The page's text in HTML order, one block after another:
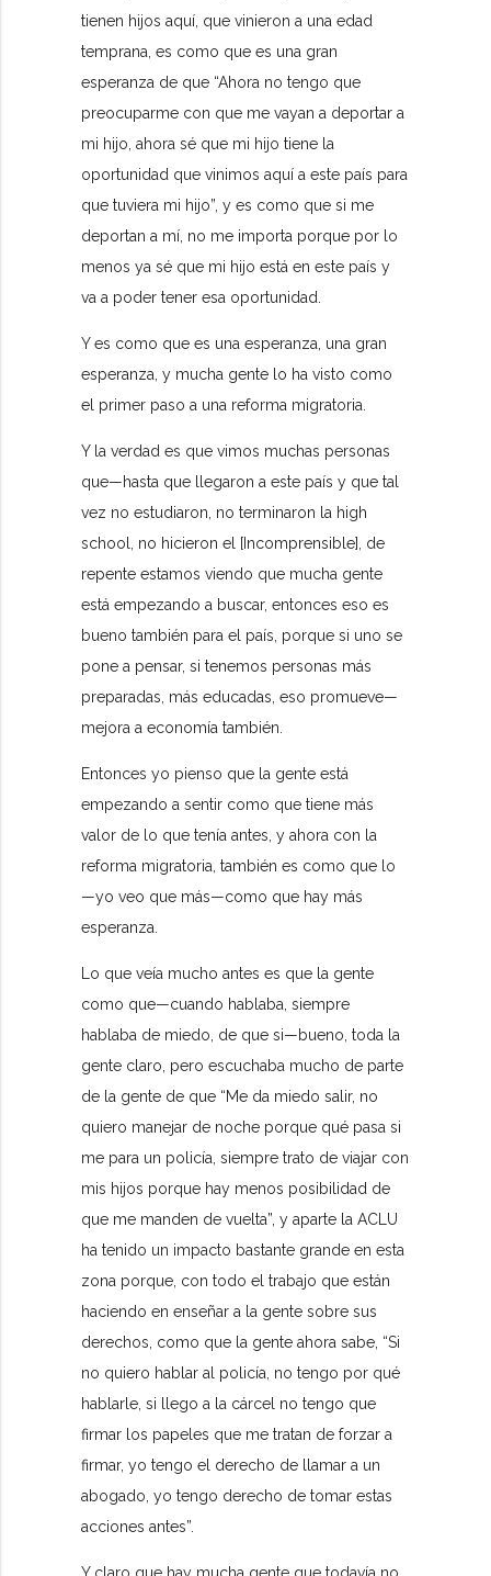
tienen hijos aquí, que vinieron a una edad
temprana, es como que es una gran
esperanza de que “Ahora no tengo que
preocuparme con que me vayan a deportar a
mi hijo, ahora sé que mi hijo tiene la
oportunidad que vinimos aquí a este país para
que tuviera mi hijo”, y es como que si me
deportan a mí, no me importa porque por lo
menos ya sé que mi hijo está en este país y
va a poder tener esa oportunidad.
Y es como que es una esperanza, una gran
esperanza, y mucha gente lo ha visto como
el primer paso a una reforma migratoria.
Y la verdad es que vimos muchas personas
que—hasta que llegaron a este país y que tal
vez no estudiaron, no terminaron la high
school, no hicieron el [Incomprensible], de
repente estamos viendo que mucha gente
está empezando a buscar, entonces eso es
bueno también para el país, porque si uno se
pone a pensar, si tenemos personas más
preparadas, más educadas, eso promueve—
mejora a economía también.
Entonces yo pienso que la gente está
empezando a sentir como que tiene más
valor de lo que tenía antes, y ahora con la
reforma migratoria, también es como que lo
—yo veo que más—como que hay más
esperanza.
Lo que veía mucho antes es que la gente
como que—cuando hablaba, siempre
hablaba de miedo, de que si—bueno, toda la
gente claro, pero escuchaba mucho de parte
de la gente de que “Me da miedo salir, no
quiero manejar de noche porque qué pasa si
me para un policía, siempre trato de viajar con
mis hijos porque hay menos posibilidad de
que me manden de vuelta”, y aparte la ACLU
ha tenido un impacto bastante grande en esta
zona porque, con todo el trabajo que están
haciendo en enseñar a la gente sobre sus
derechos, como que la gente ahora sabe, “Si
no quiero hablar al policía, no tengo por qué
hablarle, si llego a la cárcel no tengo que
firmar los papeles que me tratan de forzar a
firmar, yo tengo el derecho de llamar a un
abogado, yo tengo derecho de tomar estas
acciones antes”.
Y claro que hay mucha gente que todavía no